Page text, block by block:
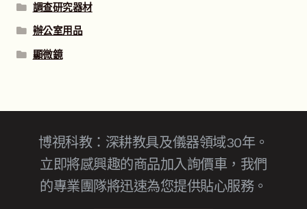
調查研究器材
辦公室用品
顯微鏡
博視科教：深耕教具及儀器領域30年。
立即將感興趣的商品加入詢價車，我們
的專業團隊將迅速為您提供貼心服務。